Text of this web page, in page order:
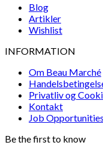
Blog
Artikler
Wishlist
INFORMATION
Om Beau Marché
Privatliv og
Kontakt
Job Opportunities
Be the first to know